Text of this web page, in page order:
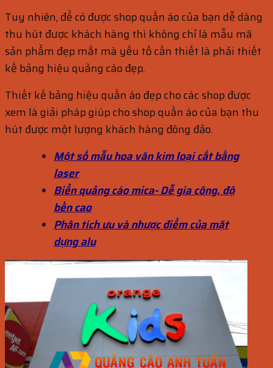
Tuy nhiên, để có được shop quần áo của bạn dễ dàng
thu hút được khách hàng thì không chỉ là mẫu mã
sản phẩm đẹp mắt mà yếu tố cần thiết là phải thiết
kế bảng hiệu quảng cáo đẹp.
Thiết kế bảng hiệu quần áo đẹp cho các shop được
xem là giải pháp giúp cho shop quần áo của bạn thu
hút được một lượng khách hàng đông đảo.
Một số mẫu hoa văn kim loại cắt bằng
laser
Biển quảng cáo mica- Dễ gia công, độ
bền cao
Phân tích ưu và nhược điểm của mặt
dựng alu